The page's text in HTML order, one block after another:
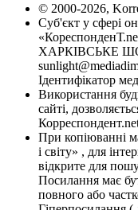
© 2000-2026,
Суб'єкт у сфері
ХАРКІВСЬКЕ
Ідентифікатор
Використання
сайті,
При копіюванні
і світу» , для
відкрите для
Посилання має
повного або